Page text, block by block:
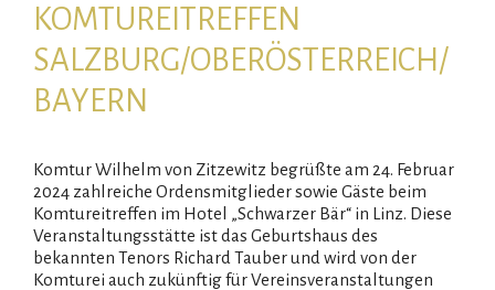
KOMTUREITREFFEN
SALZBURG/OBERÖSTERREICH/
BAYERN
Komtur Wilhelm von Zitzewitz begrüßte am 24. Februar
2024 zahlreiche Ordensmitglieder sowie Gäste beim
Komtureitreffen im Hotel „Schwarzer Bär“ in Linz. Diese
Veranstaltungsstätte ist das Geburtshaus des
bekannten Tenors Richard Tauber und wird von der
Komturei auch zukünftig für Vereinsveranstaltungen